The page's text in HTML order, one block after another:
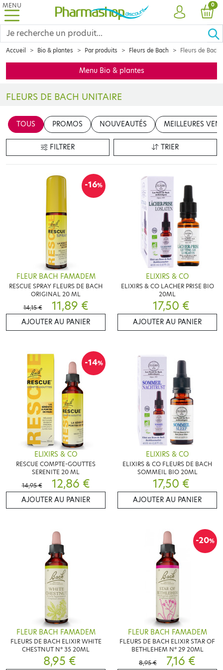
MENU
COMPTE
0
Accueil Bio & plantes Par produits Fleurs de Bach Fleurs de Bach
Menu Bio & plantes
FLEURS DE BACH UNITAIRE
TOUS
PROMOS NOUVEAUTÉS MEILLEURES
FILTRER TRIER
-16%
FLEUR BACH FAMADEM
RESCUE SPRAY FLEURS DE BACH
ORIGINAL 20 ML
14,15 €
11,89 €
AJOUTER AU PANIER
ELIXIRS & CO
ELIXIRS & CO LACHER PRISE BIO
20ML
17,50 €
AJOUTER AU PANIER
-14%
ELIXIRS & CO
RESCUE COMPTE-GOUTTES
SERENITE 20 ML
14,95 €
12,86 €
AJOUTER AU PANIER
ELIXIRS & CO
ELIXIRS & CO FLEURS DE BACH
SOMMEIL BIO 20ML
17,50 €
AJOUTER AU PANIER
FLEUR BACH FAMADEM
FLEURS DE BACH ELIXIR WHITE
CHESTNUT N° 35 20ML
8,95 €
-20%
FLEUR BACH FAMADEM
FLEURS DE BACH ELIXIR STAR OF
BETHLEHEM N° 29 20ML
8,95 €
7,16 €